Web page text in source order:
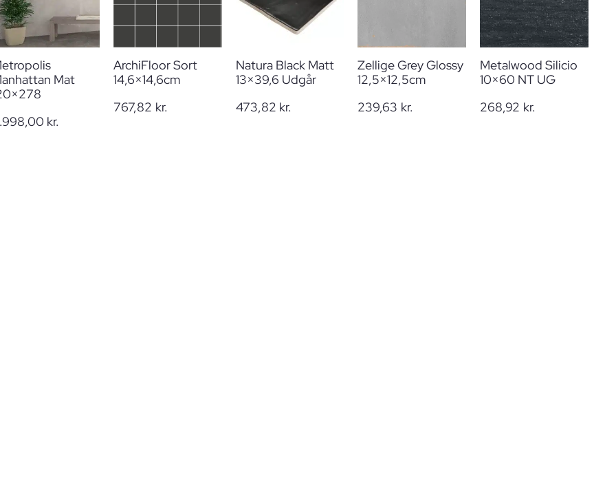
Mat
kr.
ArchiFloor Sort
14,6×14,6cm
767,82 kr.
Natura Black Matt
13×39,6 Udgår
473,82 kr.
Zellige Grey Glossy
12,5×12,5cm
239,63 kr.
Metalwood Silicio
10×60 NT UG
268,92 kr.